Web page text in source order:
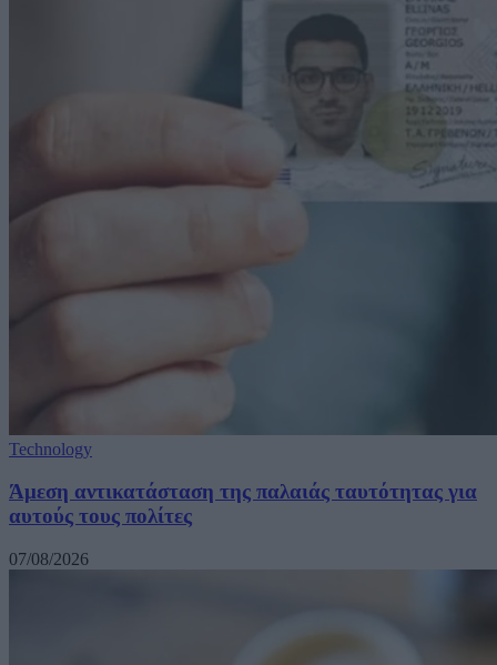
Technology
Άμεση αντικατάσταση της παλαιάς ταυτότητας για
αυτούς τους πολίτες
07/08/2026